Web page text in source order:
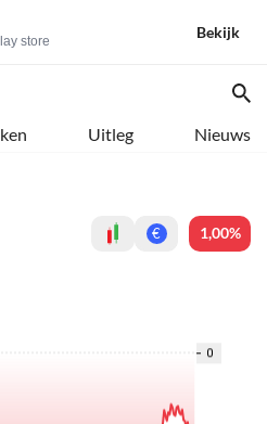
store
Bekijk
Uitleg Nieuws
€ 1,00%